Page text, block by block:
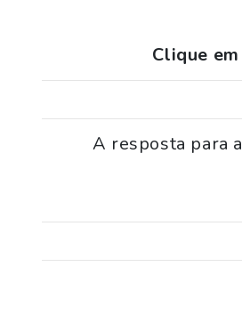
Clique
A resposta para